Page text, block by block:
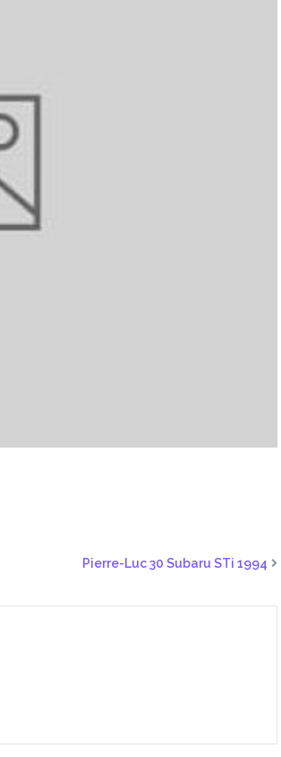
Pierre-Luc 30 Subaru STi 1994